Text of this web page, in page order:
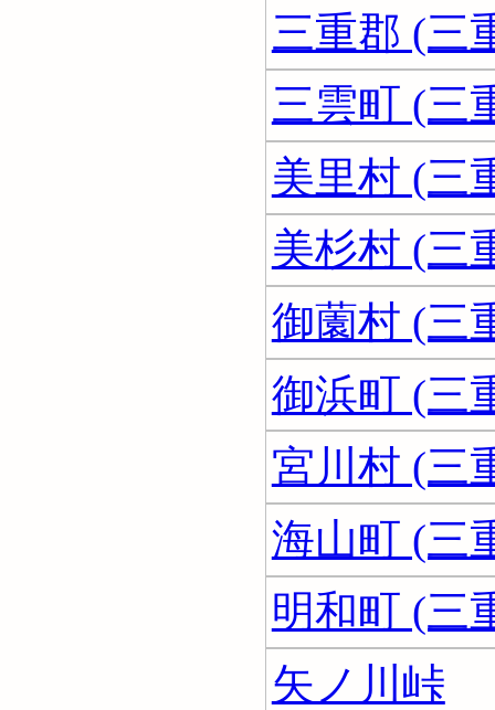
三重郡 (三
三雲町 (三
美里村 (三
美杉村 (三
御薗村 (三
御浜町 (三
宮川村 (三
海山町 (三
明和町 (三
矢ノ川峠